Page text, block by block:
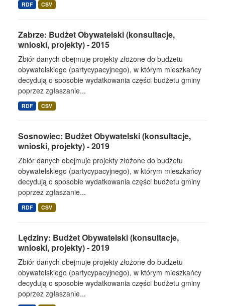
RDF CSV
Zabrze: Budżet Obywatelski (konsultacje,
wnioski, projekty) - 2015
Zbiór danych obejmuje projekty złożone do budżetu
obywatelskiego (partycypacyjnego), w którym mieszkańcy
decydują o sposobie wydatkowania części budżetu gminy
poprzez zgłaszanie...
RDF CSV
Sosnowiec: Budżet Obywatelski (konsultacje,
wnioski, projekty) - 2019
Zbiór danych obejmuje projekty złożone do budżetu
obywatelskiego (partycypacyjnego), w którym mieszkańcy
decydują o sposobie wydatkowania części budżetu gminy
poprzez zgłaszanie...
RDF CSV
Lędziny: Budżet Obywatelski (konsultacje,
wnioski, projekty) - 2019
Zbiór danych obejmuje projekty złożone do budżetu
obywatelskiego (partycypacyjnego), w którym mieszkańcy
decydują o sposobie wydatkowania części budżetu gminy
poprzez zgłaszanie...